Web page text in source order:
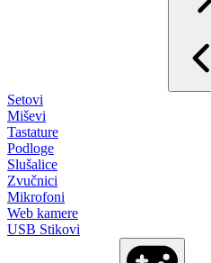
Setovi
Miševi
Tastature
Podloge
Slušalice
Zvučnici
Mikrofoni
Web kamere
USB Stikovi